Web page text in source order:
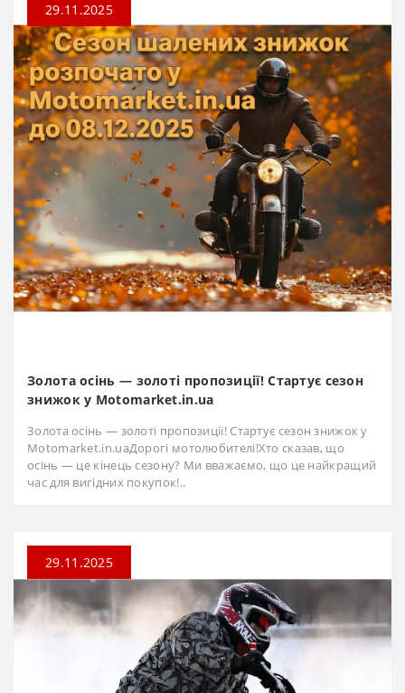
29.11.2025
Золота осінь — золоті пропозиції! Стартує сезон
знижок у Motomarket.in.ua
Золота осінь — золоті пропозиції! Стартує сезон знижок у
Motomarket.in.uaДорогі мотолюбителі!Хто сказав, що
осінь — це кінець сезону? Ми вважаємо, що це найкращий
час для вигідних покупок!..
29.11.2025